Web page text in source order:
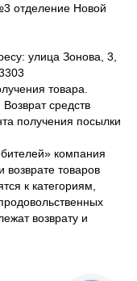
отделение Новой
улица Зонова, 3,
товара.
Возврат средств
получения посылки
компания
возврате товаров
к категориям,
возврату и